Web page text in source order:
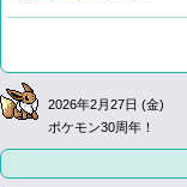
2026年2月27日 (金)
ポケモン30周年！